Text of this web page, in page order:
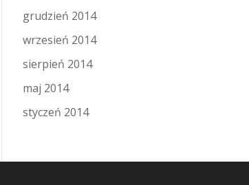
grudzień 2014
wrzesień 2014
sierpień 2014
maj 2014
styczeń 2014